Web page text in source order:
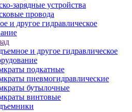
зарядные устройства
провода
и другое гидравлическое
и другое гидравлическое
подкатные
пневмогидравлические
бутылочные
винтовые